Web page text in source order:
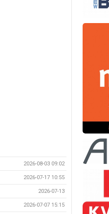
2026-08-03 09:02
2026-07-17 10:55
2026-07-13
2026-07-07 15:15